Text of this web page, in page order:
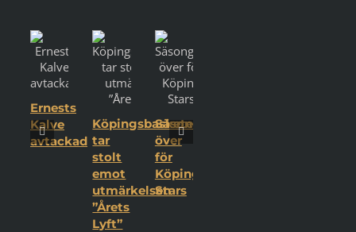
Ernests
Kalve
avtackad
Köpingsbasketen
tar
stolt
emot
utmärkelsen
”Årets
Lyft”
Säsongen
över
för
Köping
Stars